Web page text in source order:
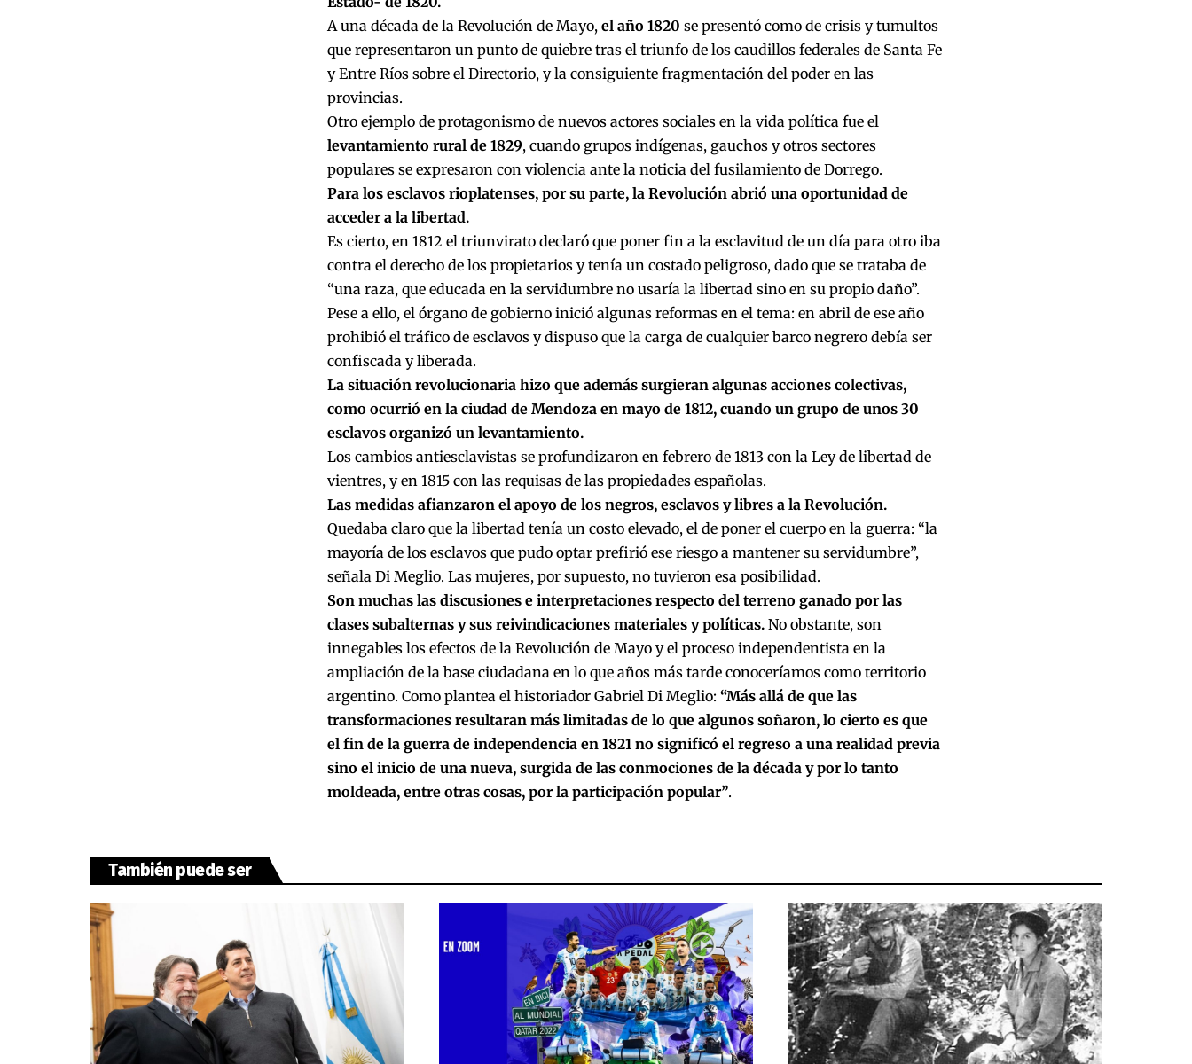
A una década de la Revolución de Mayo, el año 1820 se presentó como de crisis y tumultos
que representaron un punto de quiebre tras el triunfo de los caudillos federales de Santa Fe
y Entre Ríos sobre el Directorio, y la consiguiente fragmentación del poder en las
provincias.
Otro ejemplo de protagonismo de nuevos actores sociales en la vida política fue el
levantamiento rural de 1829, cuando grupos indígenas, gauchos y otros sectores
populares se expresaron con violencia ante la noticia del fusilamiento de Dorrego.
Para los esclavos rioplatenses, por su parte, la Revolución abrió una oportunidad de
acceder a la libertad.
Es cierto, en 1812 el triunvirato declaró que poner fin a la esclavitud de un día para otro iba
contra el derecho de los propietarios y tenía un costado peligroso, dado que se trataba de
“una raza, que educada en la servidumbre no usaría la libertad sino en su propio daño”.
Pese a ello, el órgano de gobierno inició algunas reformas en el tema: en abril de ese año
prohibió el tráfico de esclavos y dispuso que la carga de cualquier barco negrero debía ser
confiscada y liberada.
La situación revolucionaria hizo que además surgieran algunas acciones colectivas,
como ocurrió en la ciudad de Mendoza en mayo de 1812, cuando un grupo de unos 30
esclavos organizó un levantamiento.
Los cambios antiesclavistas se profundizaron en febrero de 1813 con la Ley de libertad de
vientres, y en 1815 con las requisas de las propiedades españolas.
Las medidas afianzaron el apoyo de los negros, esclavos y libres a la Revolución.
Quedaba claro que la libertad tenía un costo elevado, el de poner el cuerpo en la guerra: “la
mayoría de los esclavos que pudo optar prefirió ese riesgo a mantener su servidumbre”,
señala Di Meglio. Las mujeres, por supuesto, no tuvieron esa posibilidad.
Son muchas las discusiones e interpretaciones respecto del terreno ganado por las
clases subalternas y sus reivindicaciones materiales y políticas.No obstante, son
innegables los efectos de la Revolución de Mayo y el proceso independentista en la
ampliación de la base ciudadana en lo que años más tarde conoceríamos como territorio
argentino. Como plantea el historiador Gabriel Di Meglio: “Más allá de que las
transformaciones resultaran más limitadas de lo que algunos soñaron, lo cierto es que
el fin de la guerra de independencia en 1821 no significó el regreso a una realidad previa
sino el inicio de una nueva, surgida de las conmociones de la década y por lo tanto
moldeada, entre otras cosas, por la participación popular”.
También puede ser